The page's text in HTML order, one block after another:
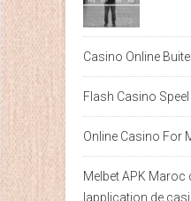
Casino Online
Flash Casino Speel
Online Casino For
Melbet APK
lapplication de